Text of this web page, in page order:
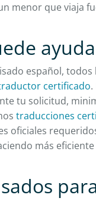
menor que viaja
español,
certificado
tu solicitud,
traducciones
oficiales
más